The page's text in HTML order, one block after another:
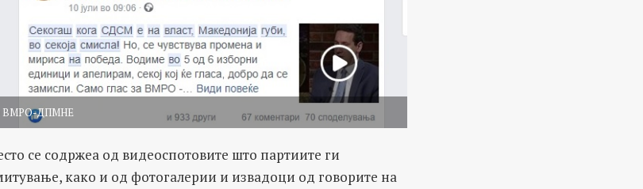
ВМРО-ДПМНЕ
се содржеа од видеоспотовите што партиите ги
како и од фотогалерии и извадоци од говорите на